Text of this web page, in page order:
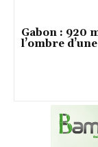
Gabon : 920
l’ombre